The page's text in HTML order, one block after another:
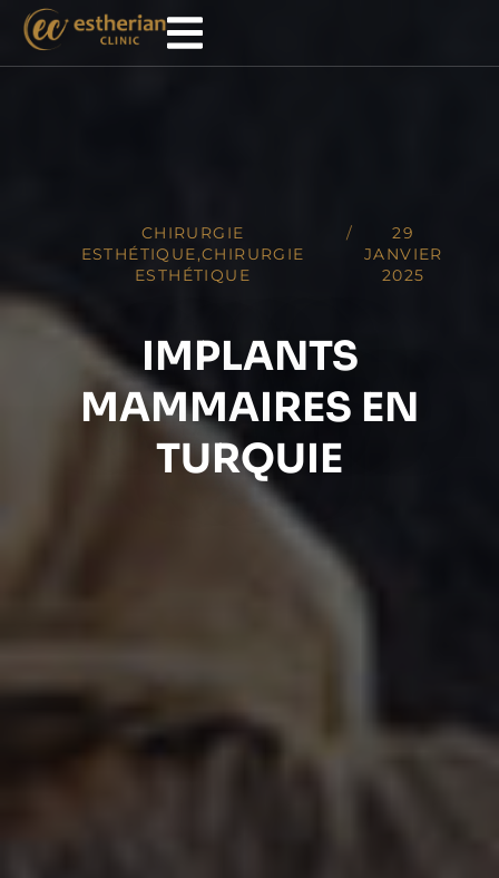
CHIRURGIE
ESTHÉTIQUE,CHIRURGIE
ESTHÉTIQUE
/
29
JANVIER
2025
IMPLANTS
MAMMAIRES EN
TURQUIE